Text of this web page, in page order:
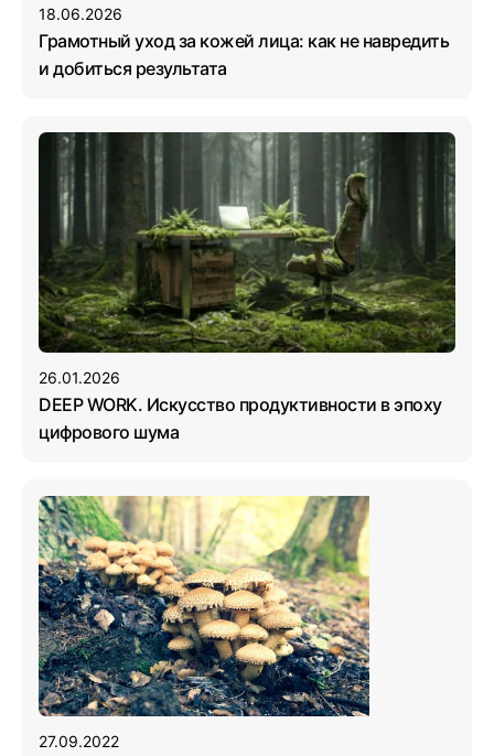
18.06.2026
Грамотный уход за кожей лица: как не навредить
и добиться результата
26.01.2026
DEEP WORK. Искусство продуктивности в эпоху
цифрового шума
27.09.2022